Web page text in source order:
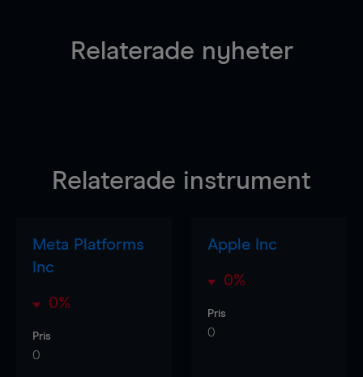
Relaterade nyheter
Relaterade instrument
Meta Platforms
Inc
0%
Pris
0
Apple Inc
0%
Pris
0